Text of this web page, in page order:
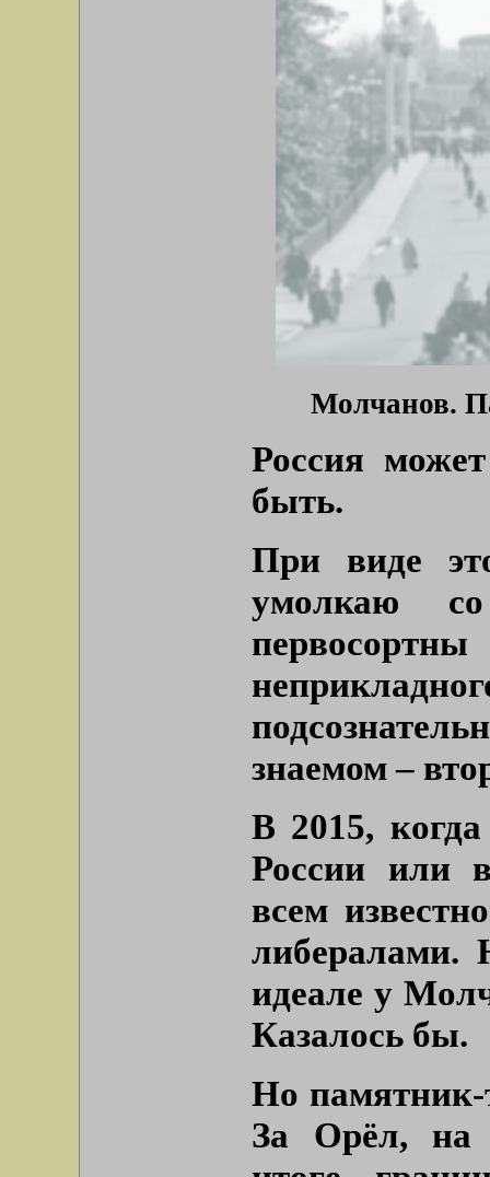
Молчанов.
Россия
быть.
При виде
умолкаю
знаемом –
В 2015,
России или
всем
либералами.
идеале у
Казалось бы.
Но памятник-
За Орёл, на